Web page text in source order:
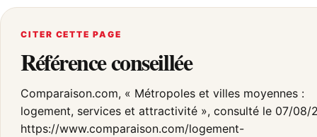
CITER CETTE PAGE
Référence conseillée
Comparaison.com, « Métropoles et villes moyennes :
logement, services et attractivité », consulté le 07/08/
https://www.comparaison.com/logement-